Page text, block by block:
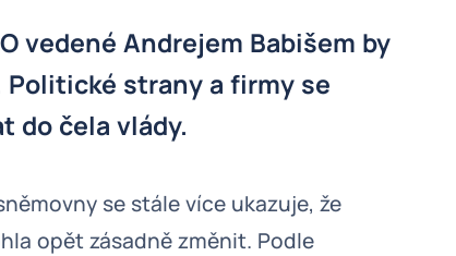
vedené Andrejem Babišem by
strany a firmy se
do čela vlády.
se stále více ukazuje, že
opět zásadně změnit. Podle